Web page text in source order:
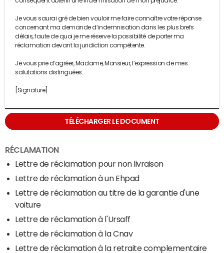
Je vous saurai gré de bien vouloir me faire connaître votre réponse
concernant ma demande d’indemnisation dans les plus brefs
délais, faute de quoi je me réserve la possibilité de porter ma
réclamation devant la juridiction compétente.
Je vous prie d’agréer, Madame, Monsieur, l’expression de mes
salutations distinguées.
[Signature]
TÉLÉCHARGER LE DOCUMENT
RÉCLAMATION
Lettre de réclamation pour non livraison
Lettre de réclamation à un Ehpad
Lettre de réclamation au titre de la garantie d'une
voiture
Lettre de réclamation à l'Ursaff
Lettre de réclamation à la Cnav
Lettre de réclamation à la retraite complementaire